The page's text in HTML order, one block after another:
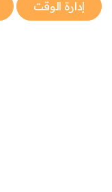
إدارة الوقت